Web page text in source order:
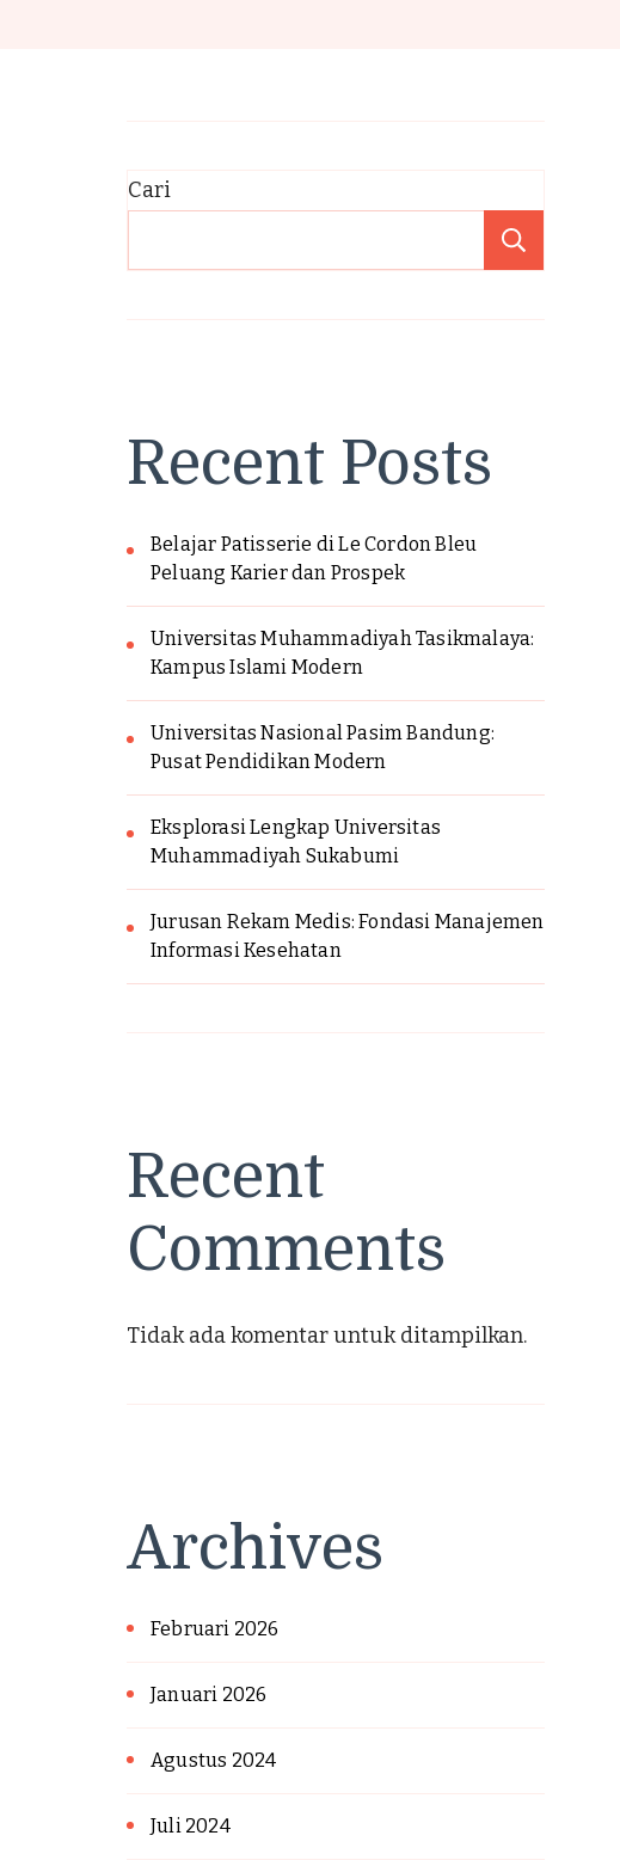
Cari
Recent Posts
Belajar Patisserie di Le Cordon Bleu
Peluang Karier dan Prospek
Universitas Muhammadiyah Tasikmalaya:
Kampus Islami Modern
Universitas Nasional Pasim Bandung:
Pusat Pendidikan Modern
Eksplorasi Lengkap Universitas
Muhammadiyah Sukabumi
Jurusan Rekam Medis: Fondasi Manajemen
Informasi Kesehatan
Recent
Comments
Tidak ada komentar untuk ditampilkan.
Archives
Februari 2026
Januari 2026
Agustus 2024
Juli 2024